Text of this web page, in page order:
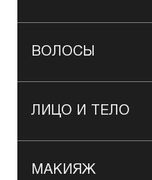
ВОЛОСЫ
ЛИЦО И ТЕЛО
МАКИЯЖ